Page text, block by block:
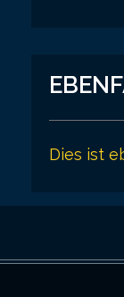
Dies ist